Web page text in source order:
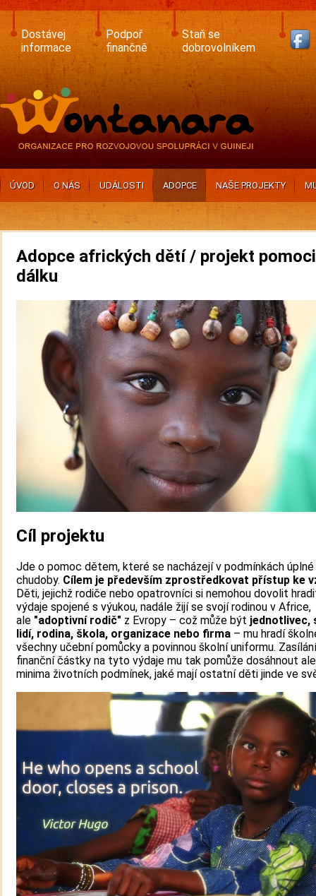
Skip
main
content
Dostávej
informace
Podpoř
finančně
Staň se
dobrovolníkem
ÚVOD O NÁS UDÁLOSTI ADOPCE NAŠE PROJEKTY
Adopce afrických dětí / projekt
dálku
Cíl projektu
Jde o pomoc dětem, které se nacházejí v podmínkách úplné
chudoby. Cílem je především zprostředkovat přístup ke
Děti, jejichž rodiče nebo opatrovníci si nemohou dovolit
výdaje spojené s výukou, nadále žijí se svojí rodinou v Africe,
ale "adoptivní rodič" z Evropy – což může být jednotlivec,
lidí, rodina, škola, organizace nebo firma – mu hradí
všechny učební pomůcky a povinnou školní uniformu.
finanční částky na tyto výdaje mu tak pomůže dosáhnout
minima životních podmínek, jaké mají ostatní děti jinde ve